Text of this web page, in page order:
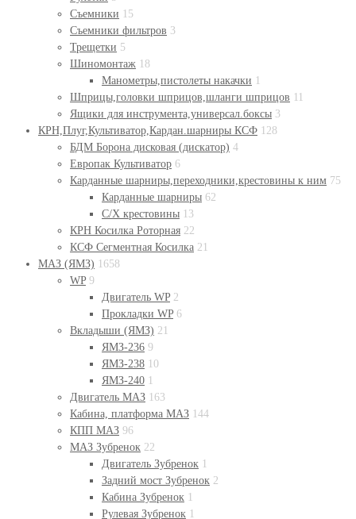
Съемники 15
Съемники фильтров 3
Трещетки 5
Шиномонтаж 18
Манометры,пистолеты накачки 1
Шприцы,головки шприцов,шланги шприцов 11
Ящики для инструмента,универсал.боксы 3
КРН,Плуг,Культиватор,Кардан.шарниры КСФ 128
БДМ Борона дисковая (дискатор) 4
Европак Культиватор 6
Карданные шарниры,переходники,крестовины к ним 75
Карданные шарниры 62
С/Х крестовины 13
КРН Косилка Роторная 22
КСФ Сегментная Косилка 21
МАЗ (ЯМЗ) 1658
WP 9
Двигатель WP 2
Прокладки WP 6
Вкладыши (ЯМЗ) 21
ЯМЗ-236 9
ЯМЗ-238 10
ЯМЗ-240 1
Двигатель МАЗ 163
Кабина, платформа МАЗ 144
КПП МАЗ 96
МАЗ Зубренок 22
Двигатель Зубренок 1
Задний мост Зубренок 2
Кабина Зубренок 1
Рулевая Зубренок 1